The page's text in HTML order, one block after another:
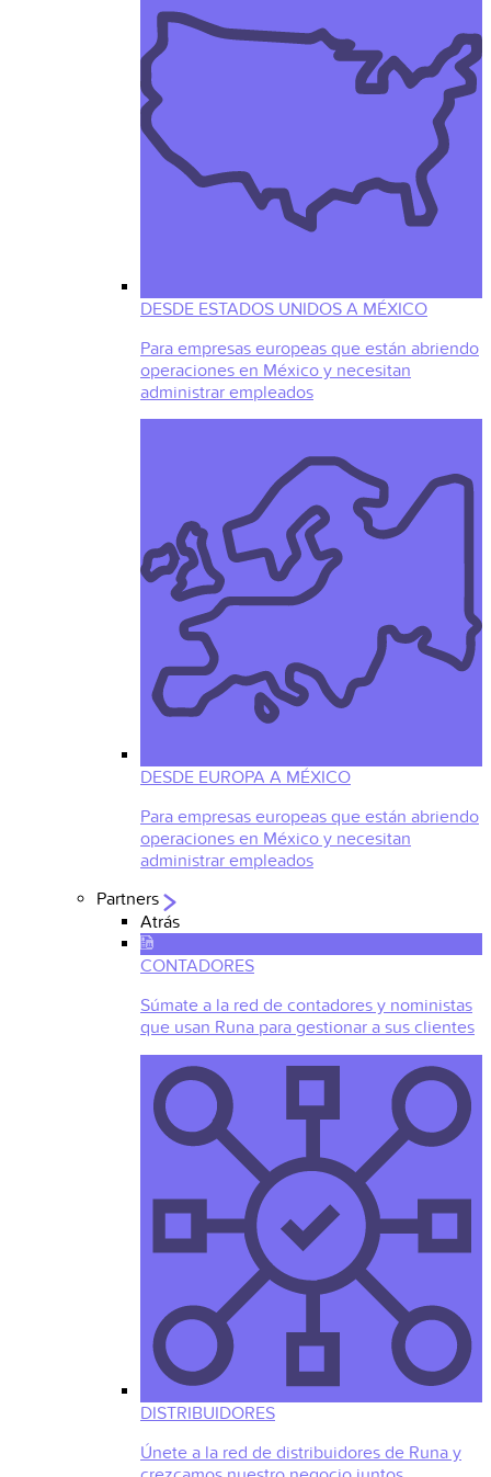
DESDE ESTADOS UNIDOS A MÉXICO
Para empresas europeas que están abriendo
operaciones en México y necesitan
administrar empleados
DESDE EUROPA A MÉXICO
Para empresas europeas que están abriendo
operaciones en México y necesitan
administrar empleados
Partners
Atrás
CONTADORES
Súmate a la red de contadores y noministas
que usan Runa para gestionar a sus clientes
DISTRIBUIDORES
Únete a la red de distribuidores de Runa y